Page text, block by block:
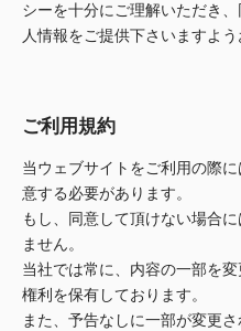
社会福祉法人 共生会
特別養護老人ホーム 共生の
アジアメデカ元気事業団
株式会社 爽やかな風九州
爽やかな風九州
社会福祉法人 福ふく
福ふく
社会福祉法人 心の会
シーを十分にご理解いただき
人情報をご提供下さいますよう
ご利用規約
当ウェブサイトをご利用の際
意する必要があります。
もし、同意して頂けない場合
ません。
当社では常に、内容の一部を
権利を保有しております。
また、予告なしに一部が変更